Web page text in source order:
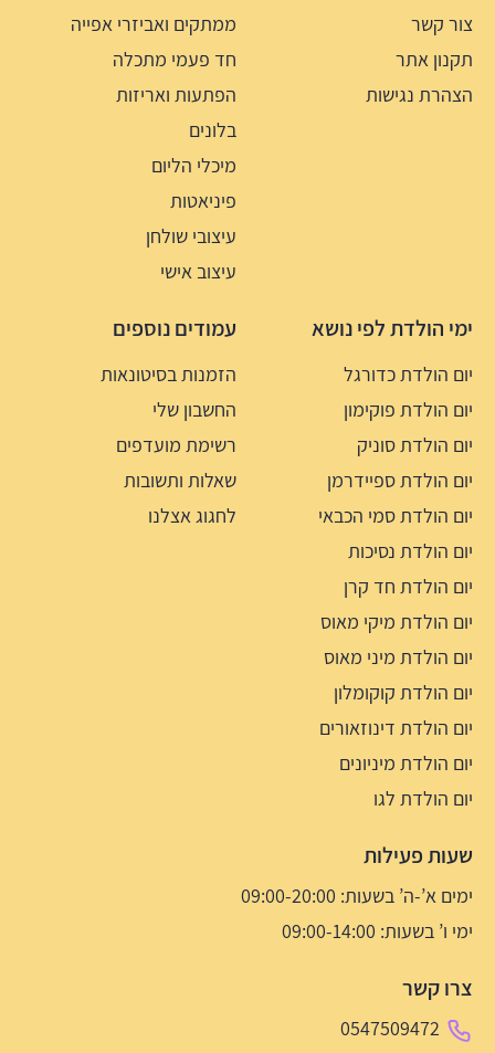
צור קשר
תקנון אתר
הצהרת נגישות
ממתקים ואביזרי אפייה
חד פעמי מתכלה
הפתעות ואריזות
בלונים
מיכלי הליום
פיניאטות
עיצובי שולחן
עיצוב אישי
ימי הולדת לפי נושא
יום הולדת כדורגל
יום הולדת פוקימון
יום הולדת סוניק
יום הולדת ספיידרמן
יום הולדת סמי הכבאי
יום הולדת נסיכות
יום הולדת חד קרן
יום הולדת מיקי מאוס
יום הולדת מיני מאוס
יום הולדת קוקומלון
יום הולדת דינוזאורים
יום הולדת מיניונים
יום הולדת לגו
עמודים נוספים
הזמנות בסיטונאות
החשבון שלי
רשימת מועדפים
שאלות ותשובות
לחגוג אצלנו
שעות פעילות
ימים א’-ה’ בשעות: 09:00-20:00
ימי ו’ בשעות: 09:00-14:00
צרו קשר
0547509472